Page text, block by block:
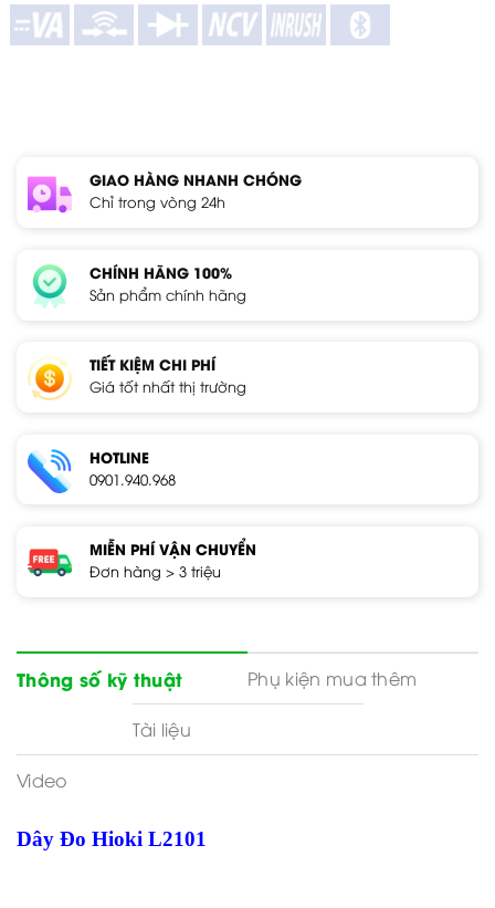
GIAO HÀNG NHANH CHÓNG
Chỉ trong vòng 24h
CHÍNH HÃNG 100%
Sản phẩm chính hãng
TIẾT KIỆM CHI PHÍ
Giá tốt nhất thị trường
HOTLINE
0901.940.968
MIỄN PHÍ VẬN CHUYỂN
Đơn hàng > 3 triệu
Thông số kỹ thuật Phụ kiện mua thêm
Tài liệu
Video
Dây Đo Hioki L2101